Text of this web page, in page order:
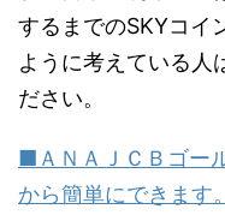
するまでのSKYコイ
ように考えている人
ださい。
■ＡＮＡＪＣＢゴー
から簡単にできます。